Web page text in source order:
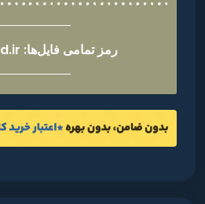
رمز تمامی فایل‌ها: nintenland.ir